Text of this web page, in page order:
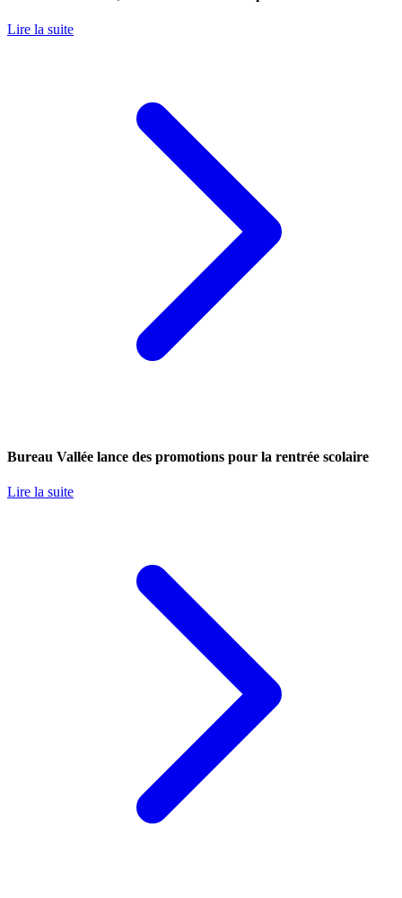
Lire la suite
Bureau Vallée lance des promotions pour la rentrée scolaire
Lire la suite